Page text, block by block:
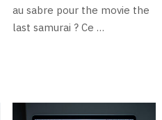
au sabre pour the movie the
last samurai ? Ce …